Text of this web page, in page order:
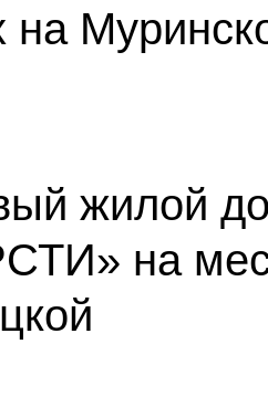
на
жилой
на